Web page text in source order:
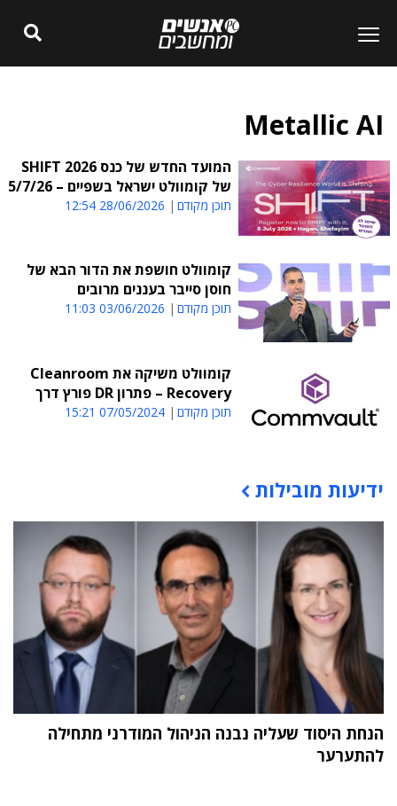
Metallic AI
המועד החדש של כנס SHIFT 2026
של קומוולט ישראל בשפיים – 5/7/26
תוכן מקודם 28/06/2026 12:54
קומוולט חושפת את הדור הבא של
חוסן סייבר בעננים מרובים
תוכן מקודם 03/06/2026 11:03
קומוולט משיקה את Cleanroom
Recovery – פתרון DR פורץ דרך
תוכן מקודם 07/05/2024 15:21
תוכן פרסומי
ידיעות מובילות
הנחת היסוד שעליה נבנה הניהול המודרני מתחילה
להתערער